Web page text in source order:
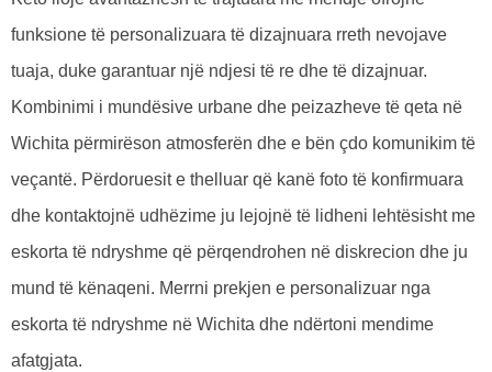
funksione të personalizuara të dizajnuara rreth nevojave
tuaja, duke garantuar një ndjesi të re dhe të dizajnuar.
Kombinimi i mundësive urbane dhe peizazheve të qeta në
Wichita përmirëson atmosferën dhe e bën çdo komunikim të
veçantë. Përdoruesit e thelluar që kanë foto të konfirmuara
dhe kontaktojnë udhëzime ju lejojnë të lidheni lehtësisht me
eskorta të ndryshme që përqendrohen në diskrecion dhe ju
mund të kënaqeni. Merrni prekjen e personalizuar nga
eskorta të ndryshme në Wichita dhe ndërtoni mendime
afatgjata.